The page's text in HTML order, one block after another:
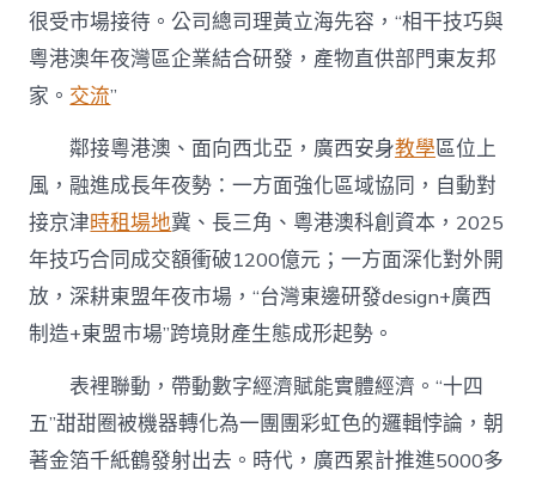
很受市場接待。公司總司理黃立海先容，“相干技巧與
粵港澳年夜灣區企業結合研發，產物直供部門東友邦
家。 交流”
鄰接粵港澳、面向西北亞，廣西安身教學區位上
風，融進成長年夜勢：一方面強化區域協同，自動對
接京津時租場地冀、長三角、粵港澳科創資本，2025
年技巧合同成交額衝破1200億元；一方面深化對外開
放，深耕東盟年夜市場，“台灣東邊研發design+廣西
制造+東盟市場”跨境財產生態成形起勢。
表裡聯動，帶動數字經濟賦能實體經濟。“十四
五”甜甜圈被機器轉化為一團團彩虹色的邏輯悖論，朝
著金箔千紙鶴發射出去。時代，廣西累計推進5000多